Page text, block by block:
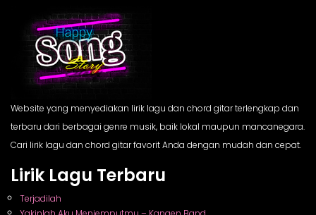
Website yang menyediakan lirik lagu dan chord gitar terlengkap dan
terbaru dari berbagai genre musik, baik lokal maupun mancanegara.
Cari lirik lagu dan chord gitar favorit Anda dengan mudah dan cepat.
Lirik Lagu Terbaru
Terjadilah